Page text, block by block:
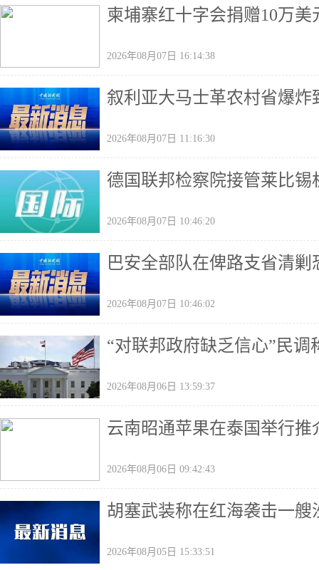
柬埔寨红十字会捐赠10万
2026年08月07日 16:14:38
叙利亚大马士革农村省爆炸
2026年08月07日 11:16:30
德国联邦检察院接管莱比
2026年08月07日 10:46:20
巴安全部队在俾路支省清
2026年08月07日 10:46:02
“对联邦政府缺乏信心”民
2026年08月06日 13:59:37
云南昭通苹果在泰国举行推
2026年08月06日 09:42:43
胡塞武装称在红海袭击一艘
2026年08月05日 15:33:51